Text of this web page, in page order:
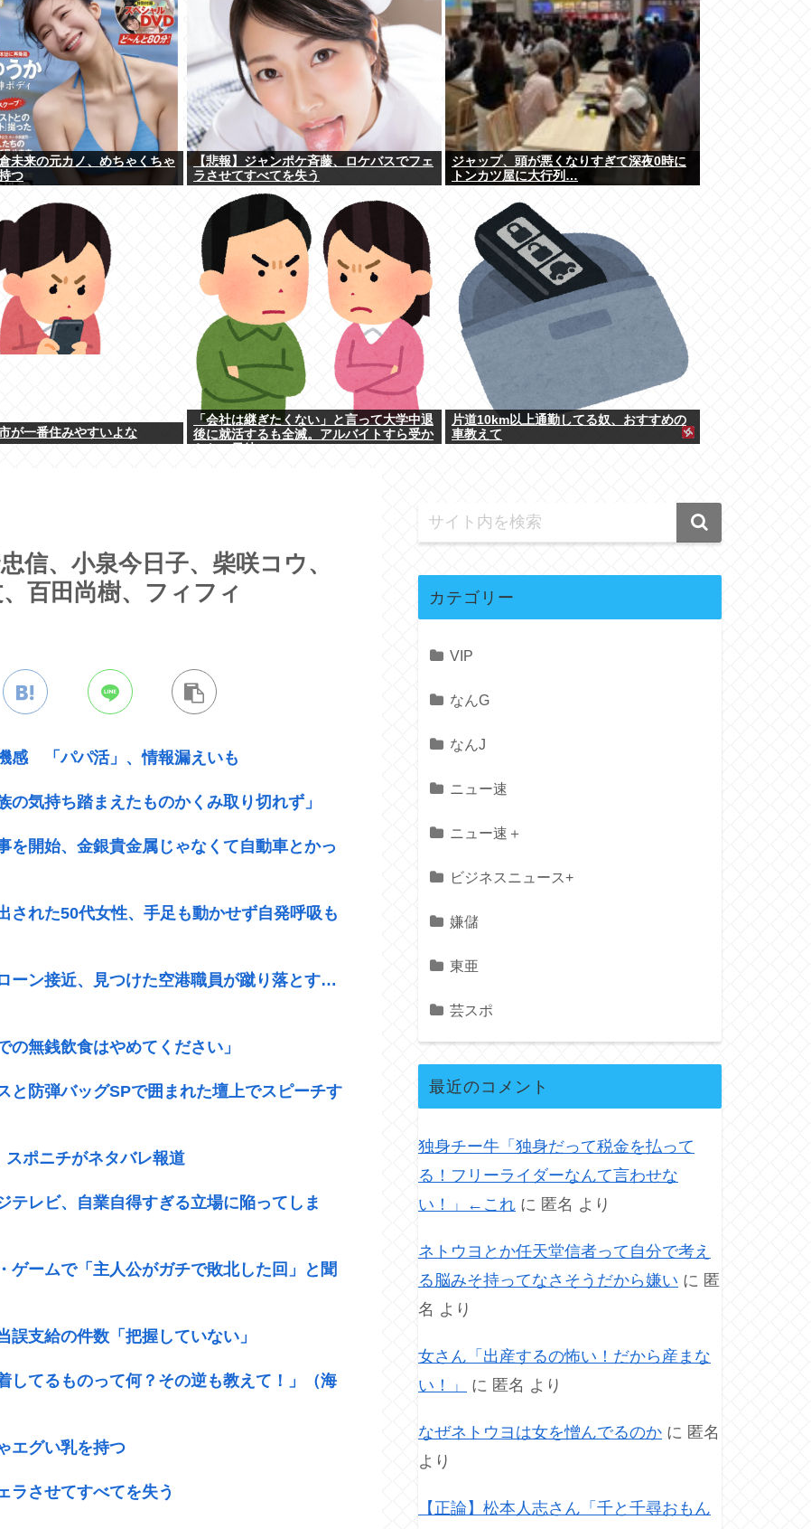
未来の元カノ、めちゃくちゃ
つ
【悲報】ジャンポケ斉藤、ロケバスでフェ
ラさせてすべてを失う
ジャップ、頭が悪くなりすぎて深夜0時に
トンカツ屋に大行列…
が一番住みやすいよな
「会社は継ぎたくない」と言って大学中退
後に就活するも全滅。アルバイトすら受か
片道10km以上通勤してる奴、おすすめの
車教えて
信、小泉今日子、柴咲コウ、
百田尚樹、フィフィ
感 「パパ活」、情報漏えいも
気持ち踏まえたものかくみ取り切れず」
を開始、金銀貴金属じゃなくて自動車とかっ
された50代女性、手足も動かせず自発呼吸も
ーン接近、見つけた空港職員が蹴り落とす…
無銭飲食はやめてください」
と防弾バッグSPで囲まれた壇上でスピーチす
スポニチがネタバレ報道
レビ、自業自得すぎる立場に陥ってしま
ゲームで「主人公がガチで敗北した回」と聞
支給の件数「把握していない」
してるものって何？その逆も教えて！」（海
エグい乳を持つ
ラさせてすべてを失う
カテゴリー
VIP
なんG
なんJ
ニュー速
ニュー速＋
ビジネスニュース+
嫌儲
東亜
芸スポ
最近のコメント
独身チー牛「独身だって税金を払って
る！フリーライダーなんて言わせな
い！」←これ に 匿名 より
ネトウヨとか任天堂信者って自分で考え
る脳みそ持ってなさそうだから嫌い に 匿
名 より
女さん「出産するの怖い！だから産まな
い！」
に 匿名 より
なぜネトウヨは女を憎んでるのか に 匿名
より
【正論】松本人志さん「千と千尋おもん